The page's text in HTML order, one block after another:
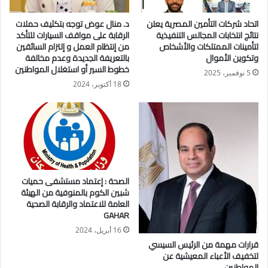
وجدير بالذكر ان هذا المشروع سيستفيد من رياح منطقة شمال جبل
الزيت في انتاج الطاقة المتجدده النظيفة بسعر تنافسي. ويقع
المشروع على بعد 50 كيلومترًا شمال رأس غارب
وهويعد جزء من خطة الدولة من خلال الاستفادة من موراد الرياح في
خليج السويس و الاهتمام الذى يوليه قطاع الكهرباء والطاقة
المتجددة فى مصر للتوسع فى مشروعات الطاقة المتجددة من
شمس ورياح وفقا لاستراتيجية القطاع لزيادة نصيب مشاركة الطاقة
المتجددة لتصل الى اكثر من ٤٢% بحلول عام ٢٠٣٥
ويبلغ حجم استثمارات المشروع حوالي ٦٨٠ مليون دولار من
الاستثمار الأجنبي المباشر و يتم تمويل المشروع من خلال عدد من
جهات التمويل الدوليه تشمل البنك الياباني للتعاون الدولي و بنك
التعمير الأوروبي و صندوق المناخ و هيئة دعم الصادرات و الاستثمار
اليابانيه مع مجموعه من البنوك التجاريه.
اتحاد شركات التأمين المصرية يعلن
نتائج انتخابات المجالس التنفيذية
لتأمينات الممتلكات والأشخاص
وتكوين الأموال
5 نوفمبر، 2025
د. منال عوض توجه بتكثيف حملات
الرقابة على مواقف السيارات للتأكد
من إنتظام العمل و إلتزام السائقين
بالتعريفة الجديدة وعدم مخالفة
خطوط السير أو استغلال المواطنين
18 أكتوبر، 2024
قرارات مهمة من الرئيس السيسي
لتخفيف الأعباء المعيشية عن
الصحة : إعتماد مستشفى حميات
شبين الكوم بالمنوفية من الهيئة
العامة للاعتماد والرقابة الصحية
GAHAR
16 أبريل، 2024